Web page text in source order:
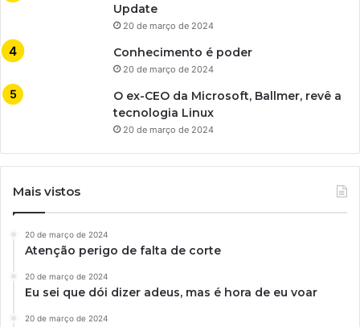
Update
20 de março de 2024
Conhecimento é poder
20 de março de 2024
O ex-CEO da Microsoft, Ballmer, revê a
tecnologia Linux
20 de março de 2024
Mais vistos
20 de março de 2024
Atenção perigo de falta de corte
20 de março de 2024
Eu sei que dói dizer adeus, mas é hora de eu voar
20 de março de 2024